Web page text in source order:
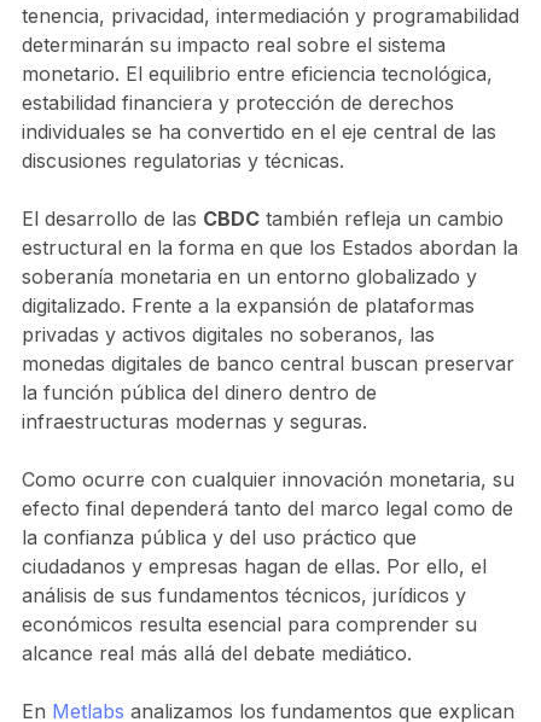
tenencia, privacidad, intermediación y programabilidad
determinarán su impacto real sobre el sistema
monetario. El equilibrio entre eficiencia tecnológica,
estabilidad financiera y protección de derechos
individuales se ha convertido en el eje central de las
discusiones regulatorias y técnicas.
El desarrollo de las CBDCtambién refleja un cambio
estructural en la forma en que los Estados abordan la
soberanía monetaria en un entorno globalizado y
digitalizado. Frente a la expansión de plataformas
privadas y activos digitales no soberanos, las
monedas digitales de banco central buscan preservar
la función pública del dinero dentro de
infraestructuras modernas y seguras.
Como ocurre con cualquier innovación monetaria, su
efecto final dependerá tanto del marco legal como de
la confianza pública y del uso práctico que
ciudadanos y empresas hagan de ellas. Por ello, el
análisis de sus fundamentos técnicos, jurídicos y
económicos resulta esencial para comprender su
alcance real más allá del debate mediático.
En Metlabs analizamos los fundamentos que explican